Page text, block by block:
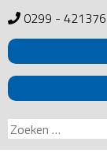
0299 - 421376
Zoeken
naar: